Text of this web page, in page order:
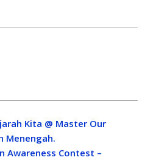
Kita @ Master Our
Menengah.
Awareness Contest –